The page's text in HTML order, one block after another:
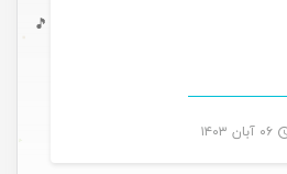
🎵
۰۶ آبان ۱۴۰۳